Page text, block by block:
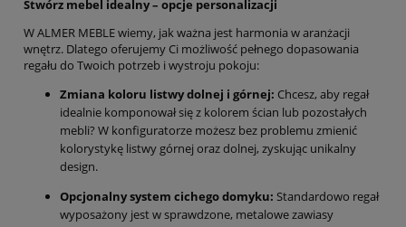
Stwórz mebel idealny – opcje personalizacji
W ALMER MEBLE wiemy, jak ważna jest harmonia w aranżacji
wnętrz. Dlatego oferujemy Ci możliwość pełnego dopasowania
regału do Twoich potrzeb i wystroju pokoju:
Zmiana koloru listwy dolnej i górnej: Chcesz, aby regał
idealnie komponował się z kolorem ścian lub pozostałych
mebli? W konfiguratorze możesz bez problemu zmienić
kolorystykę listwy górnej oraz dolnej, zyskując unikalny
design.
Opcjonalny system cichego domyku: Standardowo regał
wyposażony jest w sprawdzone, metalowe zawiasy